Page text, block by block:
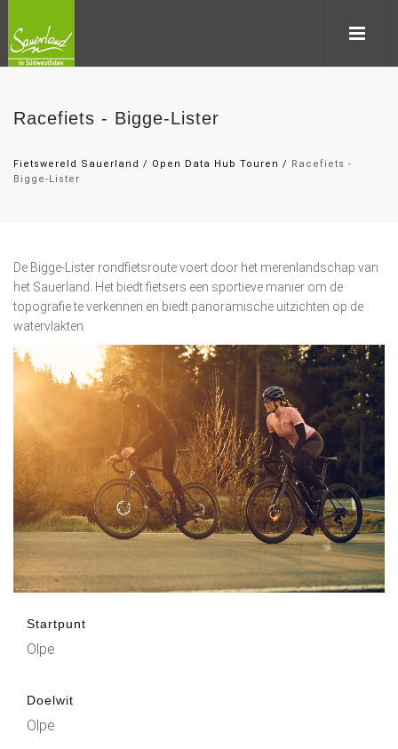
Racefiets - Bigge-Lister
Fietswereld Sauerland / Open Data Hub Touren / Racefiets -
Bigge-Lister
De Bigge-Lister rondfietsroute voert door het merenlandschap van
het Sauerland. Het biedt fietsers een sportieve manier om de
topografie te verkennen en biedt panoramische uitzichten op de
watervlakten.
Startpunt
Olpe
Doelwit
Olpe